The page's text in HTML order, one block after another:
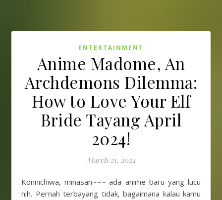
ENTERTAINMENT
Anime Madome, An
Archdemons Dilemma:
How to Love Your Elf
Bride Tayang April
2024!
March 21, 2024
Konnichiwa, minasan~~~ ada anime baru yang lucu
nih. Pernah terbayang tidak, bagaimana kalau kamu